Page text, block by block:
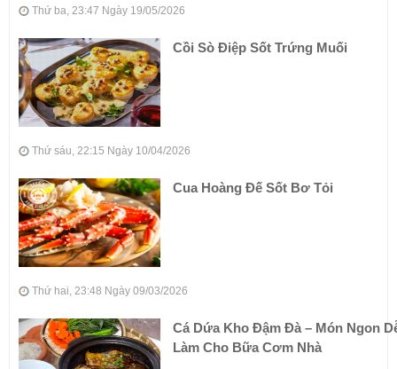
Thứ ba, 23:47 Ngày 19/05/2026
Cồi Sò Điệp Sốt Trứng Muối
Thứ sáu, 22:15 Ngày 10/04/2026
Cua Hoàng Đế Sốt Bơ Tỏi
Thứ hai, 23:48 Ngày 09/03/2026
Cá Dứa Kho Đậm Đà – Món Ngon
Làm Cho Bữa Cơm Nhà